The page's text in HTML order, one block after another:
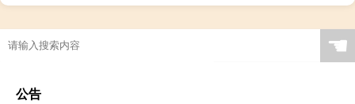
☚
公告